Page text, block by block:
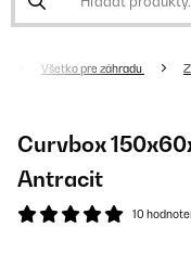
Všetko pre záhradu
Curvbox
Antracit
10